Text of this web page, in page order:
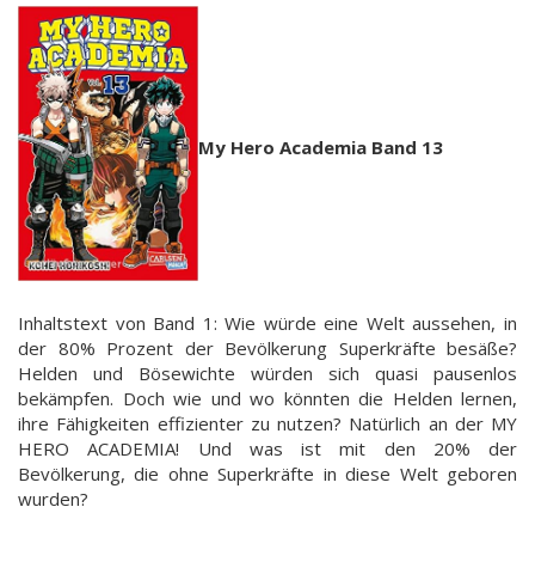
My Hero Academia Band 13
Inhaltstext von Band 1: Wie würde eine Welt aussehen, in
der 80% Prozent der Bevölkerung Superkräfte besäße?
Helden und Bösewichte würden sich quasi pausenlos
bekämpfen. Doch wie und wo könnten die Helden lernen,
ihre Fähigkeiten effizienter zu nutzen? Natürlich an der MY
HERO ACADEMIA! Und was ist mit den 20% der
Bevölkerung, die ohne Superkräfte in diese Welt geboren
wurden?